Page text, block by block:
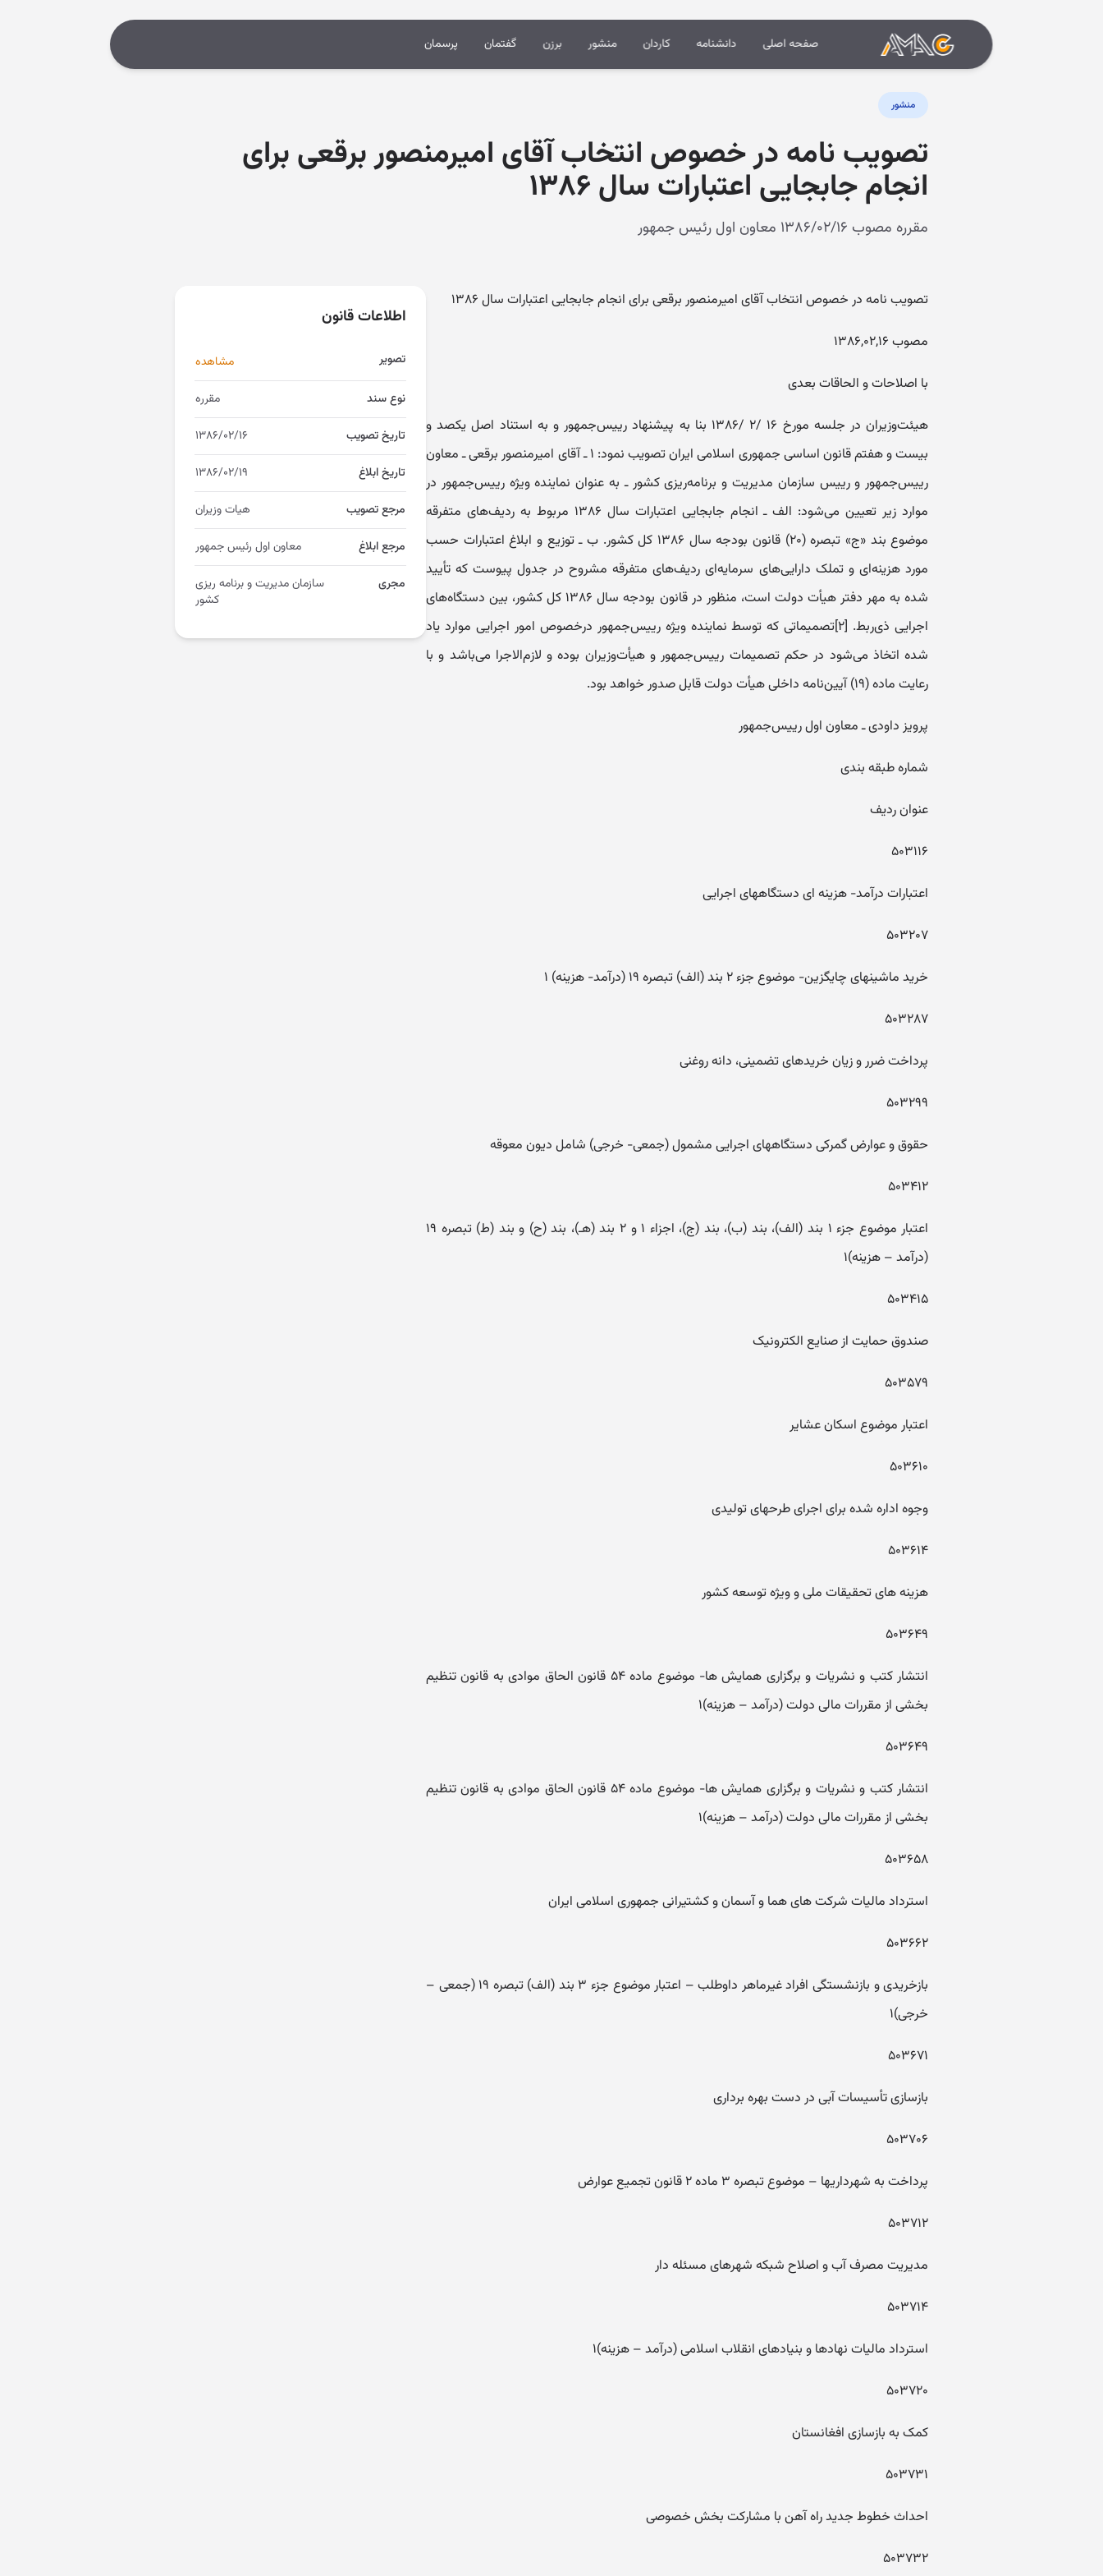
صفحه اصلی دانشنامه کاردان منشور برزن گفتمان پرسمان
منشور
تصویب نامه در خصوص انتخاب آقای امیرمنصور برقعی برای
انجام جابجایی اعتبارات سال ۱۳۸۶
مقرره مصوب ۱۳۸۶/۰۲/۱۶ معاون اول رئیس جمهور
تصویب نامه در خصوص انتخاب آقای امیرمنصور برقعی برای انجام جابجایی اعتبارات سال ۱۳۸۶
مصوب ۱۳۸۶,۰۲,۱۶
با اصلاحات و الحاقات بعدی
هیئت‌وزیران در جلسه مورخ ۱۶ /۲ /۱۳۸۶ بنا به پیشنهاد رییس‌جمهور و به استناد اصل یکصد و
بیست و هفتم قانون اساسی جمهوری اسلامی ایران تصویب نمود: ۱ ـ آقای امیرمنصور برقعی ـ معاون
رییس‌جمهور و رییس سازمان مدیریت و برنامه‌ریزی کشور ـ به‌ عنوان نماینده ویژه رییس‌جمهور در
موارد زیر تعیین می‌شود: الف ـ انجام جابجایی اعتبارات سال ۱۳۸۶ مربوط به ردیف‌های متفرقه
موضوع بند «ج» تبصره (۲۰) قانون بودجه سال ۱۳۸۶ کل کشور. ب ـ توزیع و ابلاغ اعتبارات حسب
مورد هزینه‌ای و تملک دارایی‌های سرمایه‌ای ردیف‌های متفرقه مشروح در جدول پیوست‌ که تأیید
شده به مهر دفتر هیأت دولت است، منظور در قانون بودجه سال ۱۳۸۶ کل کشور، بین دستگاه‌های
اجرایی ذی‌ربط. ‌‌[۲]تصمیماتی که توسط نماینده ویژه رییس‌جمهور درخصوص امور اجرایی موارد یاد
شده اتخاذ می‌شود در حکم تصمیمات رییس‌جمهور و هیأت‌وزیران بوده و لازم‌الاجرا می‌باشد و با
رعایت ماده (۱۹) آیین‌نامه داخلی هیأت دولت قابل صدور خواهد بود.
پرویز داودی ـ معاون اول رییس‌جمهور
شماره طبقه بندی
عنوان ردیف
۵۰۳۱۱۶
اعتبارات درآمد- هزینه ای دستگاههای اجرایی
۵۰۳۲۰۷
خرید ماشینهای چایگزین- موضوع جزء ۲ بند (الف) تبصره ۱۹ (درآمد- هزینه) ۱
۵۰۳۲۸۷
پرداخت ضرر و زیان خریدهای تضمینی، دانه روغنی
۵۰۳۲۹۹
حقوق و عوارض گمرکی دستگاههای اجرایی مشمول (جمعی- خرجی) شامل دیون معوقه
۵۰۳۴۱۲
اعتبار موضوع جزء ۱ بند (الف)، بند (ب)، بند (ج)، اجزاء ۱ و ۲ بند (هـ)، بند (ح) و بند (ط) تبصره ۱۹
(درآمد – هزینه)۱
۵۰۳۴۱۵
صندوق حمایت از صنایع الکترونیک
۵۰۳۵۷۹
اعتبار موضوع اسکان عشایر
۵۰۳۶۱۰
وجوه اداره شده برای اجرای طرحهای تولیدی
۵۰۳۶۱۴
هزینه های تحقیقات ملی و ویژه توسعه کشور
۵۰۳۶۴۹
انتشار کتب و نشریات و برگزاری همایش ها- موضوع ماده ۵۴ قانون الحاق موادی به قانون تنظیم
بخشی از مقررات مالی دولت (درآمد – هزینه)۱
۵۰۳۶۴۹
انتشار کتب و نشریات و برگزاری همایش ها- موضوع ماده ۵۴ قانون الحاق موادی به قانون تنظیم
بخشی از مقررات مالی دولت (درآمد – هزینه)۱
۵۰۳۶۵۸
استرداد مالیات شرکت های هما و آسمان و کشتیرانی جمهوری اسلامی ایران
۵۰۳۶۶۲
بازخریدی و بازنشستگی افراد غیرماهر داوطلب – اعتبار موضوع جزء ۳ بند (الف) تبصره ۱۹ (جمعی –
خرجی)۱
۵۰۳۶۷۱
بازسازی تأسیسات آبی در دست بهره برداری
۵۰۳۷۰۶
پرداخت به شهرداریها – موضوع تبصره ۳ ماده ۲ قانون تجمیع عوارض
۵۰۳۷۱۲
مدیریت مصرف آب و اصلاح شبکه شهرهای مسئله دار
۵۰۳۷۱۴
استرداد مالیات نهادها و بنیادهای انقلاب اسلامی (درآمد – هزینه)۱
۵۰۳۷۲۰
کمک به بازسازی افغانستان
۵۰۳۷۳۱
احداث خطوط جدید راه آهن با مشارکت بخش خصوصی
۵۰۳۷۳۲
اطلاعات قانون
تصویر مشاهده
نوع سند مقرره
تاریخ تصویب ۱۳۸۶/۰۲/۱۶
تاریخ ابلاغ ۱۳۸۶/۰۲/۱۹
مرجع تصویب هیات وزیران
مرجع ابلاغ معاون اول رئیس جمهور
مجری
سازمان مدیریت و برنامه ریزی
کشور